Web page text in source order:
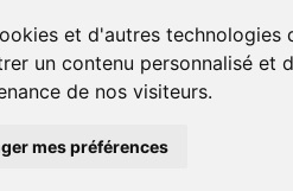
et d'autres
un contenu personnalisé
de nos visiteurs.
mes préférences